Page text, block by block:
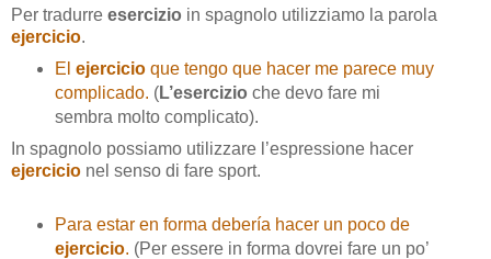
Per tradurre esercizio in spagnolo utilizziamo la parola
ejercicio.
El ejercicio que tengo que hacer me parece muy
complicado. (L’esercizio che devo fare mi
sembra molto complicato).
In spagnolo possiamo utilizzare l’espressione hacer
ejercicio nel senso di fare sport.
Para estar en forma debería hacer un poco de
ejercicio. (Per essere in forma dovrei fare un po’